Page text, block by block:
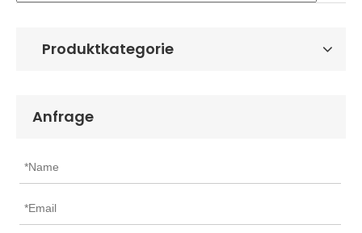
Produktkategorie
Anfrage